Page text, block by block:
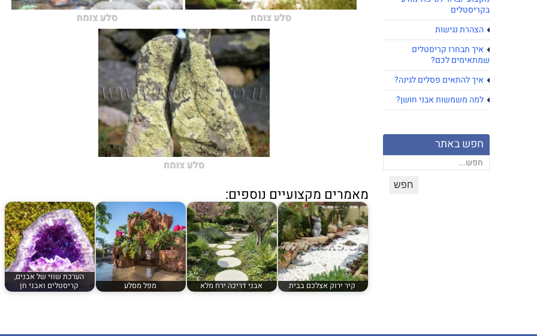
בקריסטלים
הצהרת נגישות
איך תבחרו קריסטלים
שמתאימים לכם?
איך להתאים פסלים לגינה?
למה משמשות אבני חושן?
חפש באתר
סלע צומח סלע צומח
סלע צומח
מאמרים מקצועיים נוספים:
קיר ירוק אצלכם בבית אבני דריכה ירח מלא מפל מסלע
הערכת שווי של אבנים,
קריסטלים ואבני חן